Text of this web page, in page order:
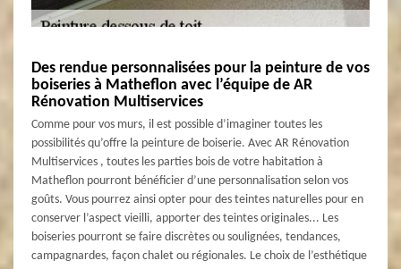
Des rendue personnalisées pour la peinture de vos
boiseries à Matheflon avec l’équipe de AR
Rénovation Multiservices
Comme pour vos murs, il est possible d’imaginer toutes les
possibilités qu’offre la peinture de boiserie. Avec AR Rénovation
Multiservices , toutes les parties bois de votre habitation à
Matheflon pourront bénéficier d’une personnalisation selon vos
goûts. Vous pourrez ainsi opter pour des teintes naturelles pour en
conserver l’aspect vieilli, apporter des teintes originales... Les
boiseries pourront se faire discrètes ou soulignées, tendances,
campagnardes, façon chalet ou régionales. Le choix de l’esthétique